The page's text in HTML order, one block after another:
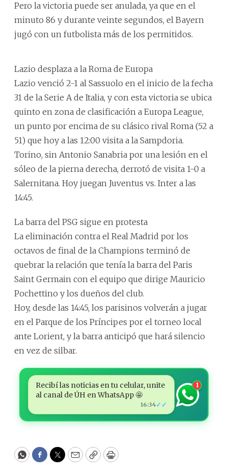
Pero la victoria puede ser anulada, ya que en el
minuto 86 y durante veinte segundos, el Bayern
jugó con un futbolista más de los permitidos.
Lazio desplaza a la Roma de Europa
Lazio venció 2-1 al Sassuolo en el inicio de la fecha
31 de la Serie A de Italia, y con esta victoria se ubica
quinto en zona de clasificación a Europa League,
un punto por encima de su clásico rival Roma (52 a
51) que hoy a las 12:00 visita a la Sampdoria.
Torino, sin Antonio Sanabria por una lesión en el
sóleo de la pierna derecha, derrotó de visita 1-0 a
Salernitana. Hoy juegan Juventus vs. Inter a las
14:45.
La barra del PSG sigue en protesta
La eliminación contra el Real Madrid por los
octavos de final de la Champions terminó de
quebrar la relación que tenía la barra del Paris
Saint Germain con el equipo que dirige Mauricio
Pochettino y los dueños del club.
Hoy, desde las 14:45, los parisinos volverán a jugar
en el Parque de los Príncipes por el torneo local
ante Lorient, y la barra anticipó que hará silencio
en vez de silbar.
Recibí las noticias en tu celular, unite
al canal de ÚH en WhatsApp 🤩
16:34✓✓
1
WhatsApp
Facebook
Twitter
EmailCopyPrint